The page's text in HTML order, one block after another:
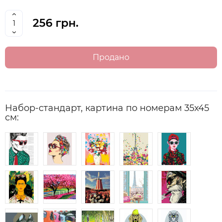
256 грн.
Продано
Набор-стандарт, картина по номерам 35х45
см: